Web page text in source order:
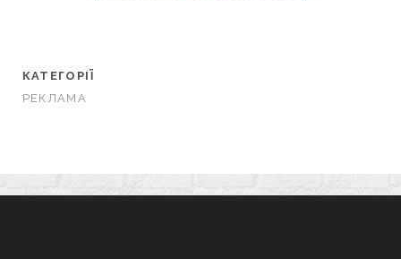
КАТЕГОРІЇ
РЕКЛАМА